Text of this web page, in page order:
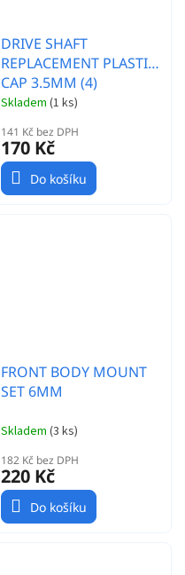
DRIVE SHAFT
REPLACEMENT PLASTIC
CAP 3.5MM (4)
Skladem (1 ks)
141 Kč bez DPH
170 Kč
Do košíku
FRONT BODY MOUNT
SET 6MM
Skladem (3 ks)
182 Kč bez DPH
220 Kč
Do košíku